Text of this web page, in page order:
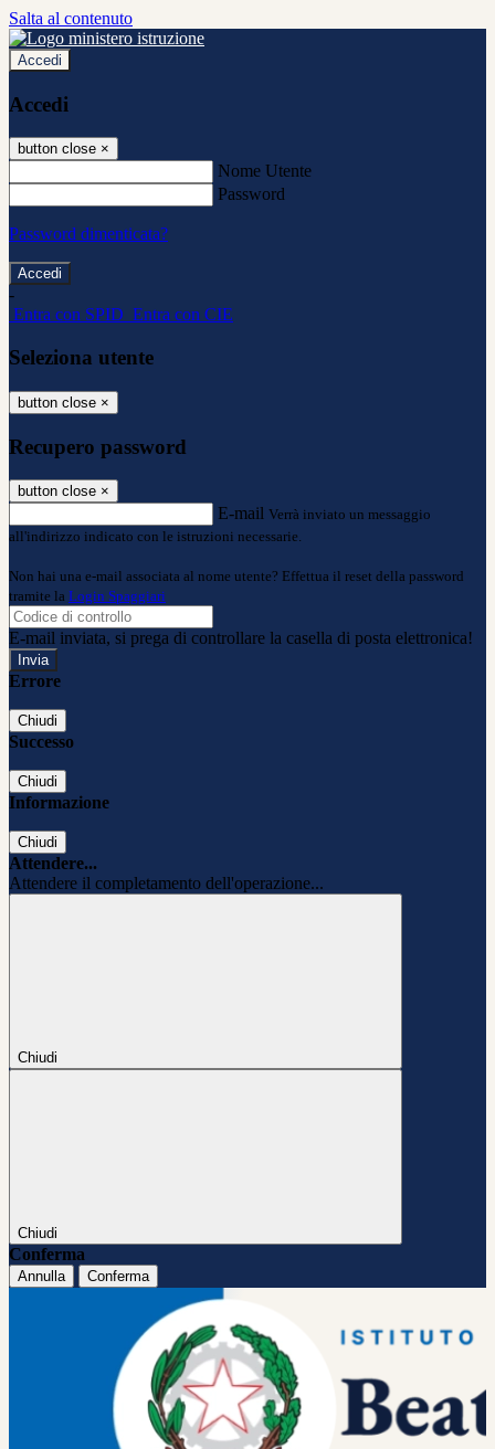
Salta al contenuto
Accedi
Accedi
button close ×
Nome Utente
Password
Password dimenticata?
-
Entra con SPID Entra con CIE
Seleziona utente
button close ×
Recupero password
button close ×
E-mail Verrà inviato un messaggio
all'indirizzo indicato con le istruzioni necessarie.
Non hai una e-mail associata al nome utente? Effettua il reset della password
tramite la Login Spaggiari
E-mail inviata, si prega di controllare la casella di posta elettronica!
Errore
Chiudi
Successo
Chiudi
Informazione
Chiudi
Attendere...
Attendere il completamento dell'operazione...
Chiudi
Chiudi
Conferma
Annulla Conferma